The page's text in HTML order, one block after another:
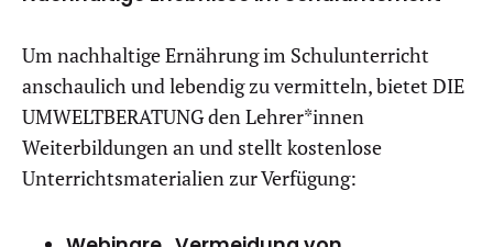
Um nachhaltige Ernährung im Schulunterricht
anschaulich und lebendig zu vermitteln, bietet DIE
UMWELTBERATUNG den Lehrer*innen
Weiterbildungen an und stellt kostenlose
Unterrichtsmaterialien zur Verfügung: